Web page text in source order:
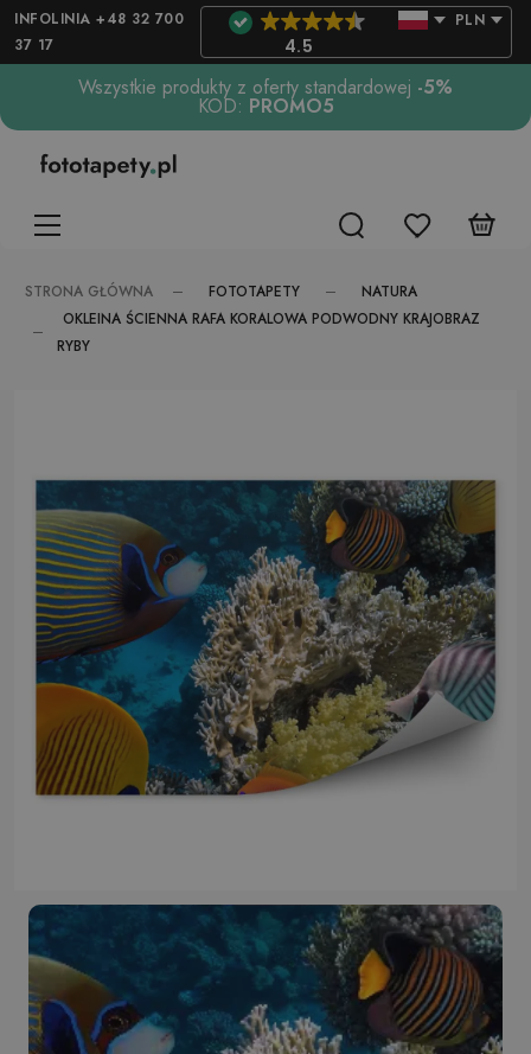
INFOLINIA +48 32 700
37 17
4.5
PLN
Wszystkie produkty z oferty standardowej -5%
KOD: PROMO5
STRONA GŁÓWNA FOTOTAPETY
NATURA
OKLEINA ŚCIENNA RAFA KORALOWA PODWODNY KRAJOBRAZ
RYBY